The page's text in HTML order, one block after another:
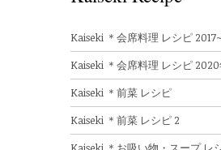
Kaiseki ＊会席料理 レシピ
Kaiseki ＊会席料理 レシピ
Kaiseki ＊前菜 レシピ
Kaiseki ＊前菜 レシピ 2